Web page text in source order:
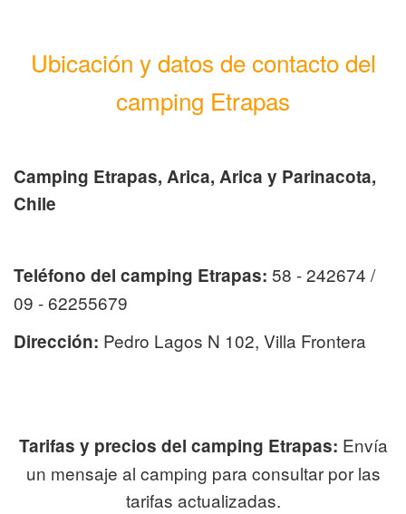
Ubicación y datos de contacto del
camping Etrapas
Camping Etrapas, Arica, Arica y Parinacota,
Chile
Teléfono del camping Etrapas: 58 - 242674 /
09 - 62255679
Dirección: Pedro Lagos N 102, Villa Frontera
Tarifas y precios del camping Etrapas: Envía
un mensaje al camping para consultar por las
tarifas actualizadas.